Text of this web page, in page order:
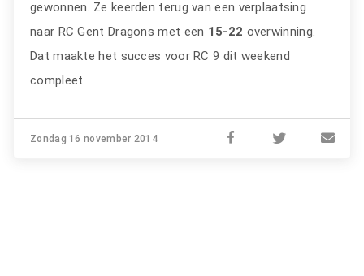
gewonnen. Ze keerden terug van een verplaatsing
naar RC Gent Dragons met een 15-22 overwinning.
Dat maakte het succes voor RC 9 dit weekend
compleet.
Zondag 16 november 2014